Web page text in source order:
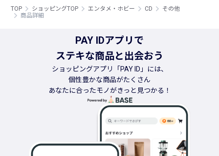
TOP ショッピングTOP エンタメ・ホビー CD
その他
商品詳細
PAY IDアプリで
ステキな商品と出会おう
ショッピングアプリ「PAY ID」には、
個性豊かな商品がたくさん
あなたに合ったモノがきっと見つかる！